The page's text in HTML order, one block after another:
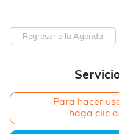
Para hacer
haga clic
Regresar a la Agenda